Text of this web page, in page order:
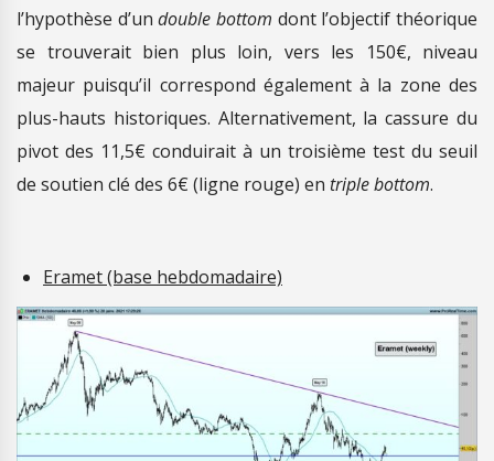
l’hypothèse d’undouble bottom dont l’objectif théorique
se trouverait bien plus loin, vers les 150€, niveau
majeur puisqu’il correspond également à la zone des
plus-hauts historiques. Alternativement, la cassure du
pivot des 11,5€ conduirait à un troisième test du seuil
de soutien clé des 6€ (ligne rouge) en triple bottom.
Eramet (base hebdomadaire)